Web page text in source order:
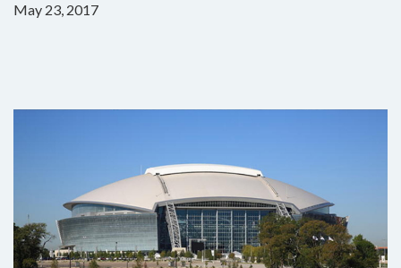
May 23, 2017